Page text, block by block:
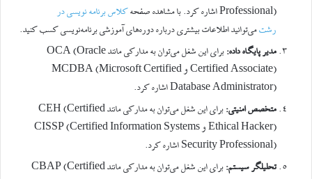
Professional) اشاره کرد. با مشاهده صفحه
کلاس برنامه نویسی در
رشتمی‌توانید اطلاعات بیشتری درباره دوره‌های آموزشی برنامه‌نویسی کسب کنید.
مدیر پایگاه داده:
برای این شغل می‌توان به مدارکی مانند OCA (Oracle
Certified Associate) و MCDBA (Microsoft Certified
Database Administrator) اشاره کرد.
متخصص امنیتی:
برای این شغل می‌توان به مدارکی مانند CEH (Certified
Ethical Hacker) و CISSP (Certified Information Systems
Security Professional) اشاره کرد.
تحلیلگر سیستم:
برای این شغل می‌توان به مدارکی مانند CBAP (Certified